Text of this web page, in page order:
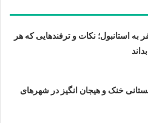
به استانبول؛ نکات و ترفندهایی که هر
خنک و هیجان انگیز در شهرهای